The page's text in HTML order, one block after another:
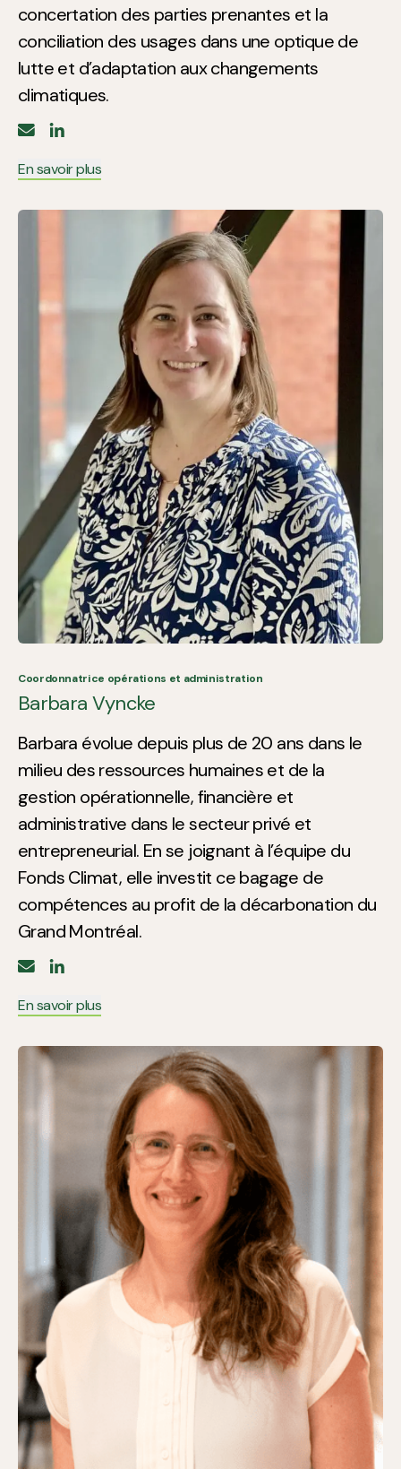
concertation des parties prenantes et la
conciliation des usages dans une optique de
lutte et d’adaptation aux changements
climatiques.
En savoir plus
Coordonnatrice opérations et administration
Barbara Vyncke
Barbara évolue depuis plus de 20 ans dans le
milieu des ressources humaines et de la
gestion opérationnelle, financière et
administrative dans le secteur privé et
entrepreneurial. En se joignant à l’équipe du
Fonds Climat, elle investit ce bagage de
compétences au profit de la décarbonation du
Grand Montréal.
En savoir plus